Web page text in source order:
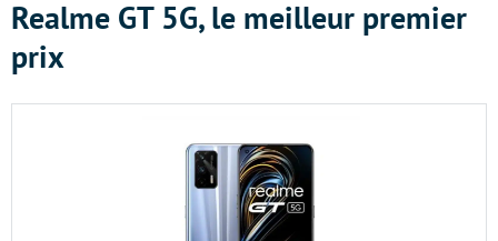
Realme GT 5G, le meilleur premier
prix